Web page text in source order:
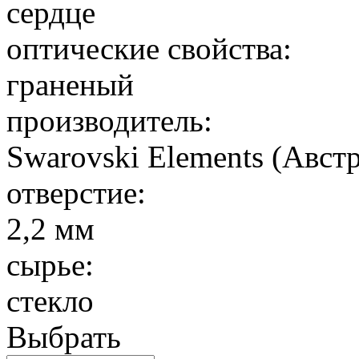
сердце
оптические свойства:
граненый
производитель:
Swarovski Elements
отверстие:
2,2 мм
сырье:
стекло
Выбрать